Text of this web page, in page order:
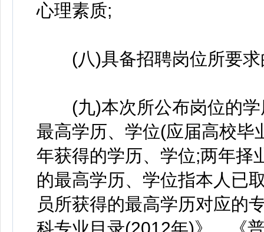
心理素质;
(八)具备招聘岗位所要求
(九)本次所公布岗位的学
最高学历、学位(应届高校毕
年获得的学历、学位;两年择
的最高学历、学位指本人已
员所获得的最高学历对应的